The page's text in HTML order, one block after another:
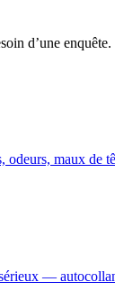
d’une
odeurs, maux de
—